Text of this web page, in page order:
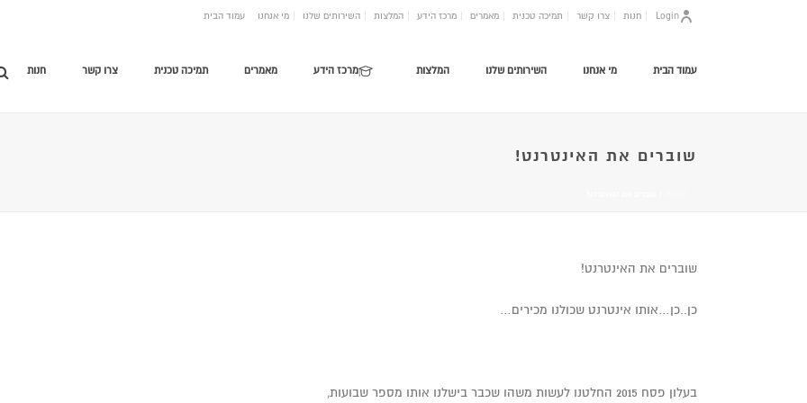
חנות צרו קשר תמיכה טכנית מאמרים מרכז הידע המלצות השירותים שלנו מי אנחנו עמוד הבית Login
חנות צרו קשר תמיכה טכנית מאמרים מרכז הידע המלצות השירותים שלנו מי אנחנו עמוד הבית
שוברים את האינטרנט!
שוברים את האינטרנט!
כן..כן…אותו אינטרנט שכולנו מכירים…
בעלון פסח 2015 החלטנו לעשות משהו שכבר בישלנו אותו מספר שבועות,